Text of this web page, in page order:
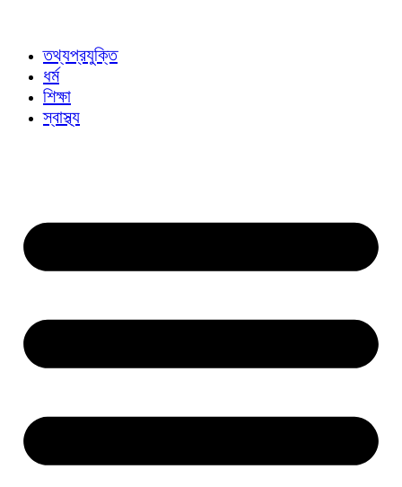
তথ্যপ্রযুক্তি
ধর্ম
শিক্ষা
স্বাস্থ্য